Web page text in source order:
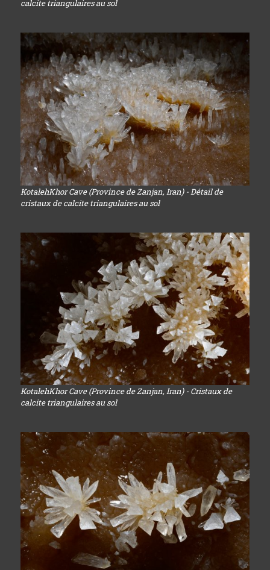
calcite triangulaires au sol
KotalehKhor Cave (Province de Zanjan, Iran) - Détail de
cristaux de calcite triangulaires au sol
KotalehKhor Cave (Province de Zanjan, Iran) - Cristaux de
calcite triangulaires au sol